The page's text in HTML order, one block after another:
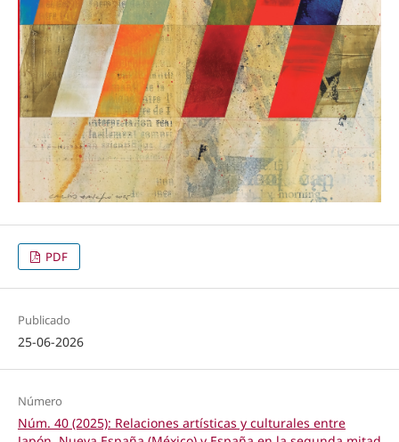
PDF
Publicado
25-06-2026
Número
Núm. 40 (2025): Relaciones artísticas y culturales entre